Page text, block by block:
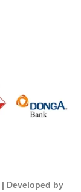
| Developed by